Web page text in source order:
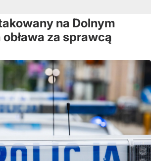
na Dolnym
za sprawcą